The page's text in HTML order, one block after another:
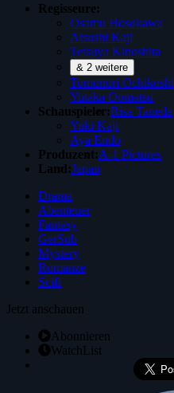
Regisseure:
Osamu Hosokawa
Atsushi Kaji
Tetsuya Kinoshita
& 2 weitere
Tomonori Ochikoshi
Yutaka Oomatsu
Schauspieler:Risa Taneda
Yuki Kaji
Aya Endo
Produzent:A-1 Pictures
Land:Japan
Drama
Abenteuer
Fantasy
GerSub
Mystery
Romanze
Scifi
Jetzt anschauen
Abonnieren
WatchList